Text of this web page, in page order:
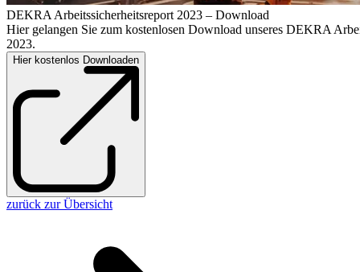
DEKRA Arbeitssicherheitsreport 2023 – Download
Hier gelangen Sie zum kostenlosen Download unseres DEKRA
2023.
Hier kostenlos Downloaden
zurück zur Übersicht